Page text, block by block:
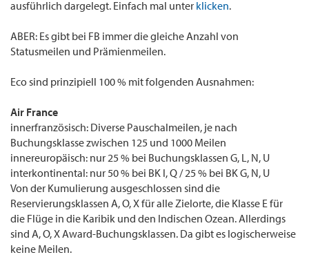
JEDEN Skyteam Partnerflug 100% Statusmeilen bringen wäre es das mit Abstand
ausführlich dargelegt. Einfach mal unter klicken.
ABER: Es gibt bei FB immer die gleiche Anzahl von
Statusmeilen und Prämienmeilen.
Eco sind prinzipiell 100 % mit folgenden Ausnahmen:
Air France
innerfranzösisch: Diverse Pauschalmeilen, je nach
Buchungsklasse zwischen 125 und 1000 Meilen
innereuropäisch: nur 25 % bei Buchungsklassen G, L, N, U
interkontinental: nur 50 % bei BK l, Q / 25 % bei BK G, N, U
Von der Kumulierung ausgeschlossen sind die
Reservierungsklassen A, O, X für alle Zielorte, die Klasse E für
die Flüge in die Karibik und den Indischen Ozean. Allerdings
sind A, O, X Award-Buchungsklassen. Da gibt es logischerweise
keine Meilen.